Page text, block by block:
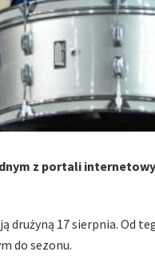
z portali
drużyną 17 sierpnia. Od
do sezonu.